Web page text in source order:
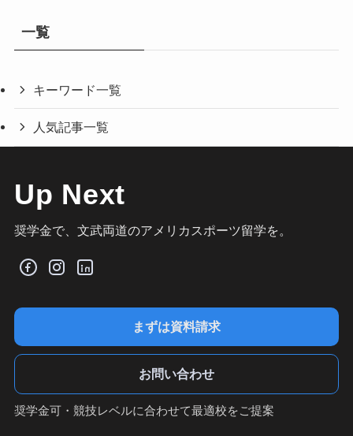
一覧
キーワード一覧
人気記事一覧
Up Next
奨学金で、文武両道のアメリカスポーツ留学を。
まずは資料請求
お問い合わせ
奨学金可・競技レベルに合わせて最適校をご提案